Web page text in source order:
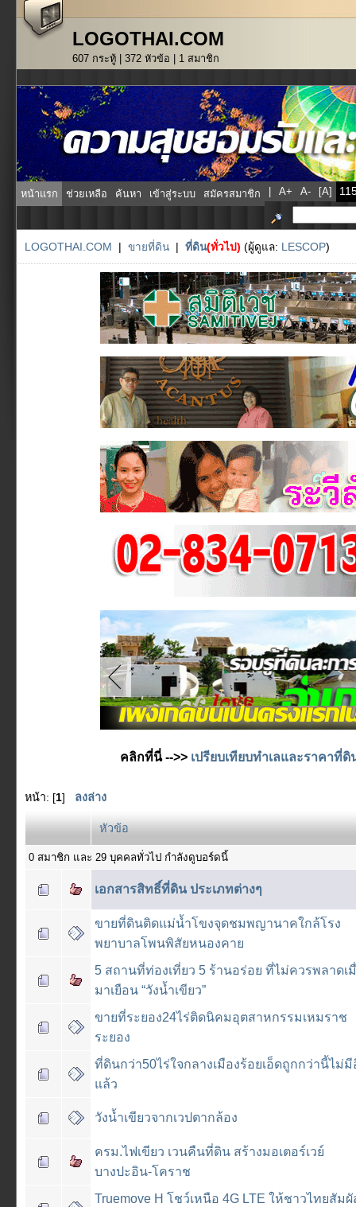
LOGOTHAI.COM
607 กระทู้ | 372 หัวข้อ | 1 สมาชิก
หน้าแรก ช่วยเหลือ ค้นหา เข้าสู่ระบบ สมัครสมาชิก | A+ A- [A]
LOGOTHAI.COM | ขายที่ดิน| ที่ดิน(ทั่วไป) (ผู้ดูแล: LESCOP)
คลิกที่นี่ -->> เปรียบเทียบทำเลและราคาที่
หน้า: [1] ลงล่าง
หัวข้อ
0 สมาชิก และ 29 บุคคลทั่วไป กำลังดูบอร์ดนี้
เอกสารสิทธิ์ที่ดิน ประเภทต่างๆ
ขายที่ดินติดแม่น้ำโขงจุดชมพญานาคใกล้โรง
พยาบาลโพนพิสัยหนองคาย
5 สถานที่ท่องเที่ยว 5 ร้านอร่อย ที่ไม่ควรพลาดเ
มาเยือน “วังน้ำเขียว”
ขายที่ระยอง24ไร่ติดนิคมอุตสาหกรรมเหมราช
ระยอง
ที่ดินกว่า50ไร่ใจกลางเมืองร้อยเอ็ดถูกกว่านี้ไม่มี
แล้ว
วังน้ำเขียวจากเวปตากล้อง
ครม.ไฟเขียว เวนคืนที่ดิน สร้างมอเตอร์เวย์
บางปะอิน-โคราช
Truemove H โชว์เหนือ 4G LTE ให้ชาวไทยสัมผั